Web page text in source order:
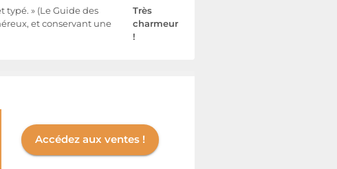
typé. » (Le Guide des
et conservant une
Très
charmeur
!
Accédez aux ventes !